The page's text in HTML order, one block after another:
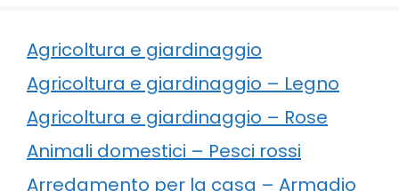
Agricoltura e giardinaggio
Agricoltura e giardinaggio – Legno
Agricoltura e giardinaggio – Rose
Animali domestici – Pesci rossi
Arredamento per la casa – Armadio